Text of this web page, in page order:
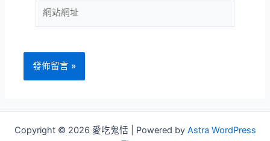
地
站
Copyright © 2026 愛吃鬼恬 | Powered by Astra WordPress